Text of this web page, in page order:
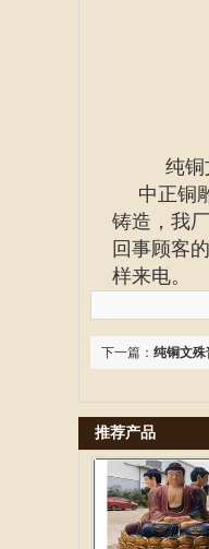
纯铜
中正铜
铸造 ，我
回事顾客
样来电。
下一篇： 纯铜文殊
推荐产品